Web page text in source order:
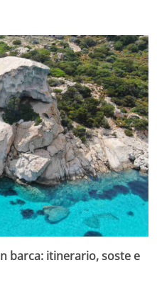
barca: itinerario, soste e